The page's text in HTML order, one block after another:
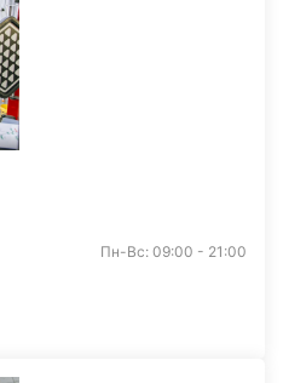
Пн-Вс: 09:00 - 21:00